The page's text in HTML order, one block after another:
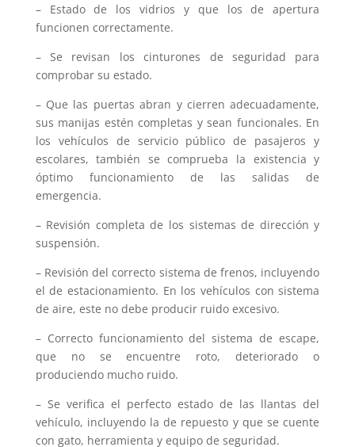
– Estado de los vidrios y que los de apertura
funcionen correctamente.
– Se revisan los cinturones de seguridad para
comprobar su estado.
– Que las puertas abran y cierren adecuadamente,
sus manijas estén completas y sean funcionales. En
los vehículos de servicio público de pasajeros y
escolares, también se comprueba la existencia y
óptimo funcionamiento de las salidas de
emergencia.
– Revisión completa de los sistemas de dirección y
suspensión.
– Revisión del correcto sistema de frenos, incluyendo
el de estacionamiento. En los vehículos con sistema
de aire, este no debe producir ruido excesivo.
– Correcto funcionamiento del sistema de escape,
que no se encuentre roto, deteriorado o
produciendo mucho ruido.
– Se verifica el perfecto estado de las llantas del
vehículo, incluyendo la de repuesto y que se cuente
con gato, herramienta y equipo de seguridad.